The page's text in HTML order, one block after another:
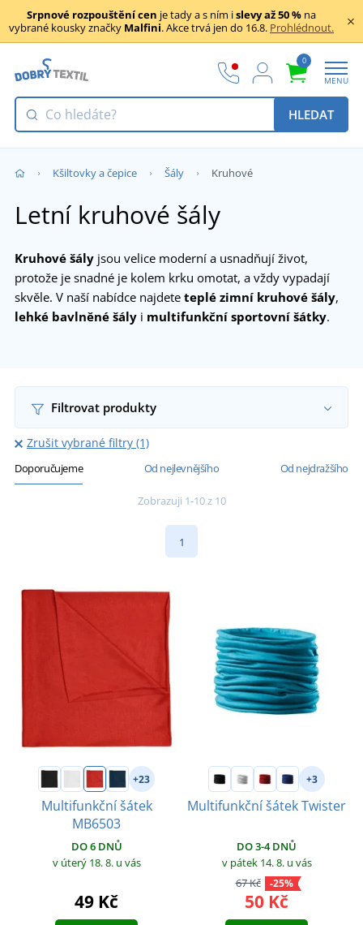
Srpnové rozpouštění cen je tady a s ním islevy až 50 % na
vybrané kousky značky Malfini. Akce trvá jen do 16.8. Prohlédnout.
0
MENU
HLEDAT
Kšiltovky a čepice Šály Kruhové
Letní kruhové šály
Kruhové šály jsou velice moderní a usnadňují život,
protože je snadné je kolem krku omotat, a vždy vypadají
skvěle. V naší nabídce najdete teplé zimní kruhové šály,
lehké bavlněné šály i multifunkční sportovní šátky.
Filtrovat produkty
Zrušit vybrané filtry (1)
Doporučujeme Od nejlevnějšího Od nejdražšího
Zobrazuji 1-10 z 10
1
+23
Multifunkční šátek
MB6503
DO 6 DNŮ
v úterý 18. 8. u vás
49 Kč
+3
Multifunkční šátek Twister
DO 3-4 DNŮ
v pátek 14. 8. u vás
67 Kč
-25%
50 Kč